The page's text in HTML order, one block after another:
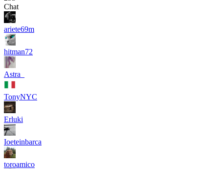
Chat
ariete69m
hitman72
Astra_
TonyNYC
Erluki
Ioeteinbarca
toroamico